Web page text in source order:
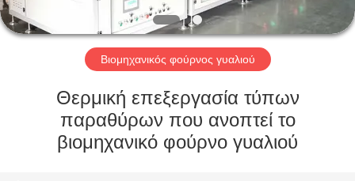
ΣΧΕΤΙΚΆ
ΜΕ
ΕΠΙΣΚΕΨΉ
ΕΡΓΟΣΤΑΣΊΟΥ
Βιομηχανικός φούρνος γυαλιού
Θερμική επεξεργασία τύπων
παραθύρων που ανοπτεί το
βιομηχανικό φούρνο γυαλιού